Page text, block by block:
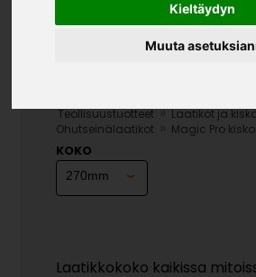
Kieltäydyn
Muuta
Teollisuustuotteet»Laatikot ja
Ohutseinälaatikot
Magic Pro
KOKO
Laatikkokoko kaikissa